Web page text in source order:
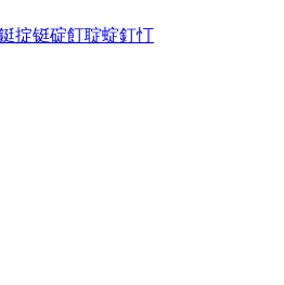
掟铤碇飣聢蝊釘忊